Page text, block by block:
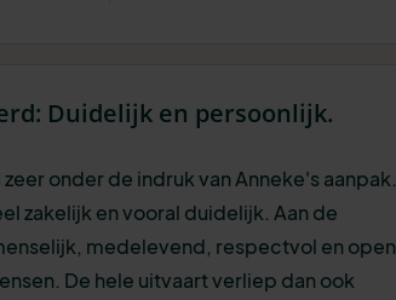
Duidelijk en persoonlijk.
onder de indruk van Anneke's aanpak.
zakelijk en vooral duidelijk. Aan de
medelevend, respectvol en open
De hele uitvaart verliep dan ook